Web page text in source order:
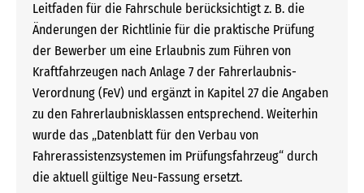
Leitfaden für die Fahrschule berücksichtigt z. B. die
Änderungen der Richtlinie für die praktische Prüfung
der Bewerber um eine Erlaubnis zum Führen von
Kraftfahrzeugen nach Anlage 7 der Fahrerlaubnis-
Verordnung (FeV) und ergänzt in Kapitel 27 die Angaben
zu den Fahrerlaubnisklassen entsprechend. Weiterhin
wurde das „Datenblatt für den Verbau von
Fahrerassistenzsystemen im Prüfungsfahrzeug“ durch
die aktuell gültige Neu-Fassung ersetzt.